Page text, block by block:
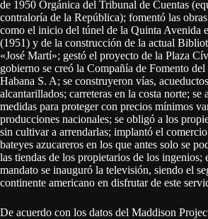
de 1950 Orgánica del Tribunal de Cuentas
contraloría de la República); fomentó las
como el inicio del túnel de la Quinta Avenida
(1951) y de la construcción de la actual
«José Martí»; gestó el proyecto de la Plaza
gobierno se creó la Compañía de Fomento
Habana S. A; se construyeron vías,
alcantarillados; carreteras en la costa norte; se
medidas para proteger con precios mínimos
producciones nacionales; se obligó a los
sin cultivar a arrendarlas; implantó el
bateyes azucareros en los que antes solo se
las tiendas de los propietarios de los ingenios;
mandato se inauguró la televisión, siendo el
continente americano en disfrutar de este
De acuerdo con los datos del Maddison